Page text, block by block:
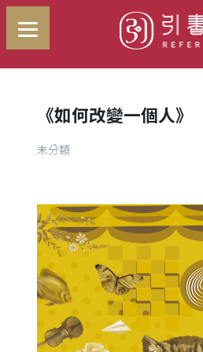
《如何改變一個人》
未分類